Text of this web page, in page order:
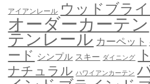
アイアンレール ウッドブラ
オーダーカーテン
テンレール カーペット
ード シンプル スキー ダイニング
ナチュラル ハワイアンカーテン